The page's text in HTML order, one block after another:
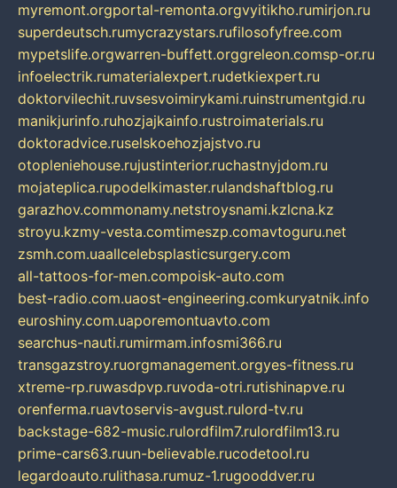
myremont.orgportal-remonta.orgvyitikho.rumirjon.ru
superdeutsch.rumycrazystars.rufilosofyfree.com
mypetslife.orgwarren-buffett.orggreleon.comsp-or.ru
infoelectrik.rumaterialexpert.rudetkiexpert.ru
doktorvilechit.ruvsesvoimirykami.ruinstrumentgid.ru
manikjurinfo.ruhozjajkainfo.rustroimaterials.ru
doktoradvice.ruselskoehozjajstvo.ru
otopleniehouse.rujustinterior.ruchastnyjdom.ru
mojateplica.rupodelkimaster.rulandshaftblog.ru
garazhov.commonamy.netstroysnami.kzlcna.kz
stroyu.kzmy-vesta.comtimeszp.comavtoguru.net
zsmh.com.uaallcelebsplasticsurgery.com
all-tattoos-for-men.compoisk-auto.com
best-radio.com.uaost-engineering.comkuryatnik.info
euroshiny.com.uaporemontuavto.com
searchus-nauti.rumirmam.infosmi366.ru
transgazstroy.ruorgmanagement.orgyes-fitness.ru
xtreme-rp.ruwasdpvp.ruvoda-otri.rutishinapve.ru
orenferma.ruavtoservis-avgust.rulord-tv.ru
backstage-682-music.rulordfilm7.rulordfilm13.ru
prime-cars63.ruun-believable.rucodetool.ru
legardoauto.rulithasa.rumuz-1.rugooddver.ru